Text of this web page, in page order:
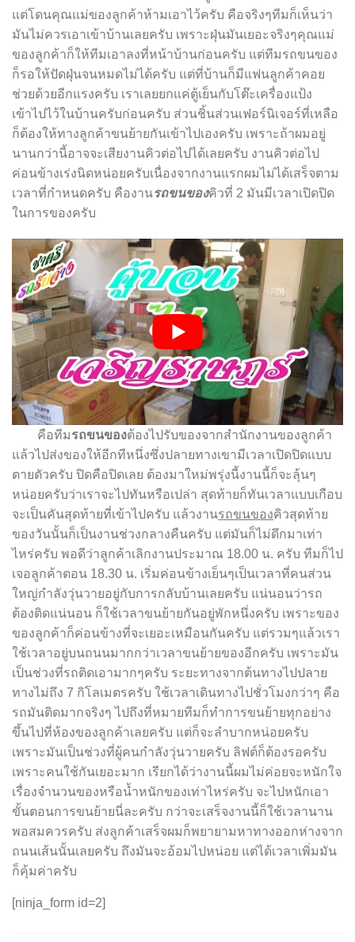
แต่โดนคุณแม่ของลูกค้าห้ามเอาไว้ครับ คือจริงๆทีมก็เห็นว่า
มันไม่ควรเอาเข้าบ้านเลยครับ เพราะฝุ่นมันเยอะจริงๆคุณแม่
ของลูกค้าก็ให้ทีมเอาลงที่หน้าบ้านก่อนครับ แต่ทีมรถขนของ
ก็รอให้ปัดฝุ่นจนหมดไม่ได้ครับ แต่ที่บ้านก็มีแฟนลูกค้าคอย
ช่วยด้วยอีกแรงครับ เราเลยยกแค่ตู้เย็นกับโต๊ะเครื่องแป้ง
เข้าไปไว้ในบ้านครับก่อนครับ ส่วนชิ้นส่วนเฟอร์นิเจอร์ที่เหลือ
ก็ต้องให้ทางลูกค้าขนย้ายกันเข้าไปเองครับ เพราะถ้าผมอยู่
นานกว่านี้อาจจะเสียงานคิวต่อไปได้เลยครับ งานคิวต่อไป
ค่อนข้างเร่งนิดหน่อยครับเนื่องจากงานแรกผมไม่ได้เสร็จตาม
เวลาที่กำหนดครับ คืองานรถขนของคิวที่ 2 มันมีเวลาเปิดปิด
ในการของครับ
คือทีมรถขนของต้องไปรับของจากสำนักงานของลูกค้า
แล้วไปส่งของให้อีกทีหนึ่งซึ่งปลายทางเขามีเวลาเปิดปิดแบบ
ตายตัวครับ ปิดคือปิดเลย ต้องมาใหม่พรุ่งนี้งานนี้ก็จะลุ้นๆ
หน่อยครับว่าเราจะไปทันหรือเปล่า สุดท้ายก็ทันเวลาแบบเกือบ
จะเป็นคันสุดท้ายที่เข้าไปครับ แล้วงานรถขนของคิวสุดท้าย
ของวันนั้นก็เป็นงานช่วงกลางคืนครับ แต่มันก็ไม่ดึกมาเท่า
ไหร่ครับ พอดีว่าลูกค้าเลิกงานประมาณ 18.00 น. ครับ ทีมก็ไป
เจอลูกค้าตอน 18.30 น. เริ่มค่อนข้างเย็นๆเป็นเวลาที่คนส่วน
ใหญ่กำลังวุ่นวายอยู่กับการกลับบ้านเลยครับ แน่นอนว่ารถ
ต้องติดแน่นอน ก็ใช้เวลาขนย้ายกันอยู่พักหนึ่งครับ เพราะของ
ของลูกค้าก็ค่อนข้างที่จะเยอะเหมือนกันครับ แต่รวมๆแล้วเรา
ใช้เวลาอยู่บนถนนมากกว่าเวลาขนย้ายของอีกครับ เพราะมัน
เป็นช่วงที่รถติดเอามากๆครับ ระยะทางจากต้นทางไปปลาย
ทางไม่ถึง 7 กิโลเมตรครับ ใช้เวลาเดินทางไปชั่วโมงกว่าๆ คือ
รถมันติดมากจริงๆ ไปถึงที่หมายทีมก็ทำการขนย้ายทุกอย่าง
ขึ้นไปที่ห้องของลูกค้าเลยครับ แต่ก็จะลำบากหน่อยครับ
เพราะมันเป็นช่วงที่ผู้คนกำลังวุ่นวายครับ ลิฟต์ก็ต้องรอครับ
เพราะคนใช้กันเยอะมาก เรียกได้ว่างานนี้ผมไม่ค่อยจะหนักใจ
เรื่องจำนวนของหรือน้ำหนักของเท่าไหร่ครับ จะไปหนักเอา
ขั้นตอนการขนย้ายนี่ละครับ กว่าจะเสร็จงานนี้ก็ใช้เวลานาน
พอสมควรครับ ส่งลูกค้าเสร็จผมก็พยายามหาทางออกห่างจาก
ถนนเส้นนั้นเลยครับ ถึงมันจะอ้อมไปหน่อย แต่ได้เวลาเพิ่มมัน
ก็คุ้มค่าครับ
[ninja_form id=2]